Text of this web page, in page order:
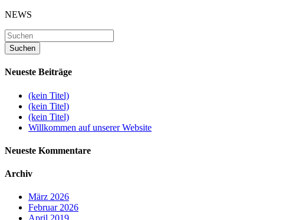
NEWS
Neueste Beiträge
(kein Titel)
(kein Titel)
(kein Titel)
Willkommen auf unserer Website
Neueste Kommentare
Archiv
März 2026
Februar 2026